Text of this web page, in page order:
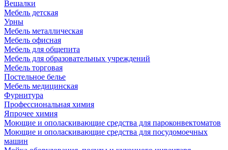
Вешалки
Мебель детская
Урны
Мебель металлическая
Мебель офисная
Мебель для общепита
Мебель для образовательных учреждений
Мебель торговая
Постельное белье
Мебель медицинская
Фурнитура
Профессиональная химия
Япрочее химия
Моющие и ополаскивающие средства для пароконвектоматов
Моющие и ополаскивающие средства для посудомоечных
машин